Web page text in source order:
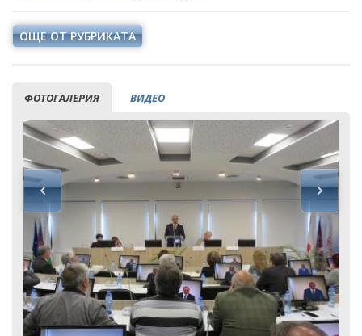
ОЩЕ ОТ РУБРИКАТА
ФОТОГАЛЕРИЯ ВИДЕО
ПРЕКРАТЕНИ ПРОЦЕДУРИ